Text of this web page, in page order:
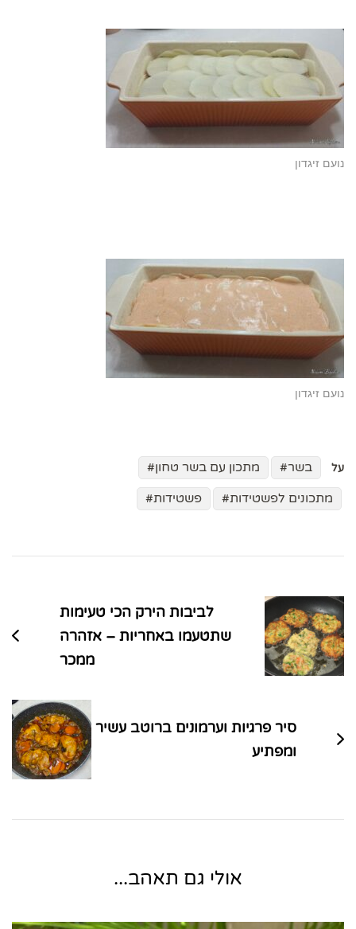
נועם זיגדון
נועם זיגדון
על בשר
מתכון עם בשר טחון
מתכונים לפשטידות
פשטידות
בפוסטים
לביבות הירק הכי טעימות
שתטעמו באחריות – אזהרה
ממכר
סיר פרגיות וערמונים ברוטב עשיר
ומפתיע
אולי גם תאהב...